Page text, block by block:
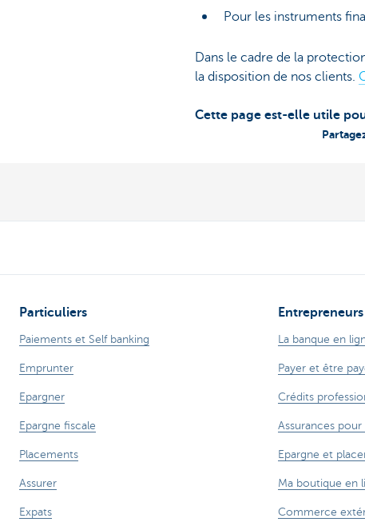
Pour les instruments
Dans le cadre de la
la disposition de nos clients.
Cette page est-elle utile
Particuliers
Paiements et Self banking
Emprunter
Epargner
Epargne fiscale
Placements
Assurer
Expats
Entrepreneurs
La banque en
Payer et être
Crédits
Assurances
Epargne et
Ma boutique en
Commerce